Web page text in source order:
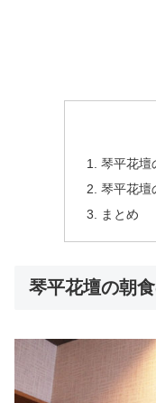
琴平花壇
琴平花壇
まとめ
琴平花壇の朝